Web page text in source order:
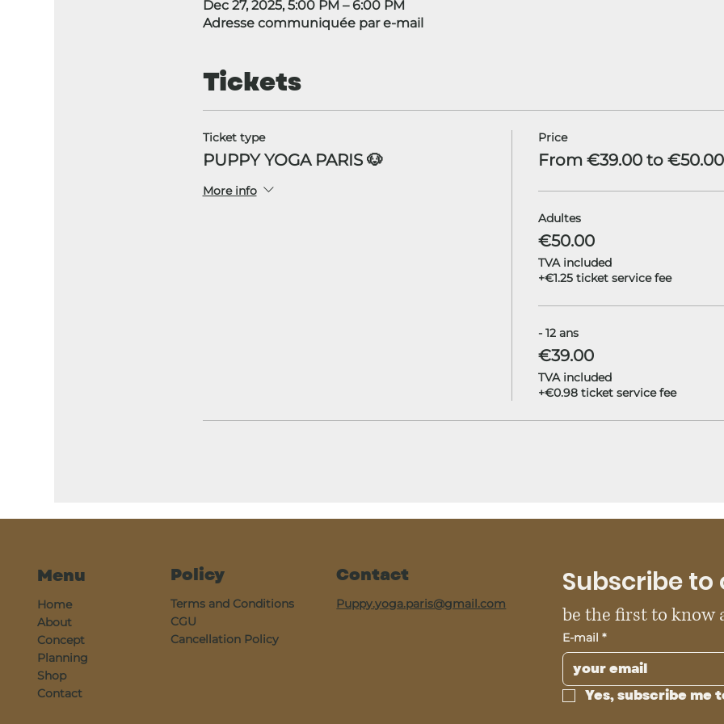
Dec 27, 2025, 5:00 PM – 6:00 PM
Adresse communiquée par e-mail
Tickets
Ticket type
PUPPY YOGA PARIS 🐶
More info
Price
From €39.00 to €50.00
Adultes
€50.00
TVA included
+€1.25 ticket service fee
- 12 ans
€39.00
TVA included
+€0.98 ticket service fee
Menu
Home
About
Concept
Planning
Shop
Contact
Policy
Terms and Conditions
CGU
Cancellation Policy
Contact
Puppy.yoga.paris@gmail.com
Subscribe
be the first to know
E-mail *
Yes, subscribe me